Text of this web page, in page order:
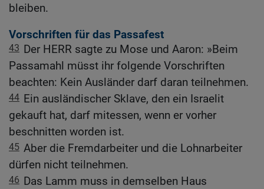
bleiben.
Vorschriften für das Passafest
43 Der HERR sagte zu Mose und Aaron: »Beim
Passamahl müsst ihr folgende Vorschriften
beachten: Kein Ausländer darf daran teilnehmen.
44 Ein ausländischer Sklave, den ein Israelit
gekauft hat, darf mitessen, wenn er vorher
beschnitten worden ist.
45 Aber die Fremdarbeiter und die Lohnarbeiter
dürfen nicht teilnehmen.
46 Das Lamm muss in demselben Haus